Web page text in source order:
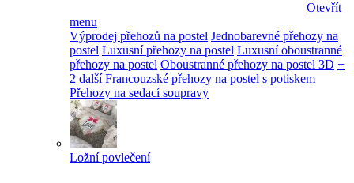
Otevřít
menu
Výprodej přehozů na postel Jednobarevné přehozy na
postel Luxusní přehozy na postel Luxusní oboustranné
přehozy na postel Oboustranné přehozy na postel 3D +
2 další Francouzské přehozy na postel s potiskem
Přehozy na sedací soupravy
Ložní povlečení